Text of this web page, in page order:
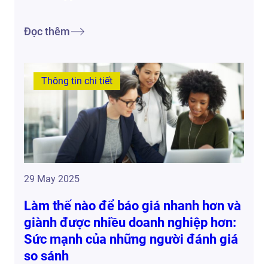
Đọc thêm
Thông tin chi tiết
29 May 2025
Làm thế nào để báo giá nhanh hơn và
giành được nhiều doanh nghiệp hơn:
Sức mạnh của những người đánh giá
so sánh